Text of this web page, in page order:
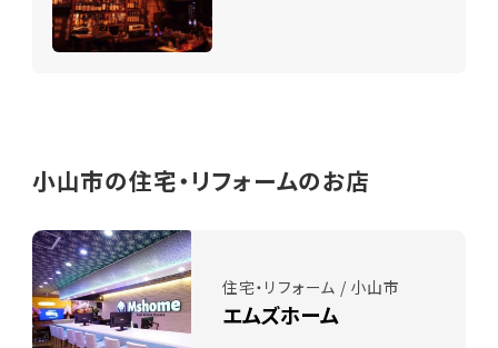
小山市の住宅・リフォームのお店
住宅・リフォーム / 小山市
エムズホーム